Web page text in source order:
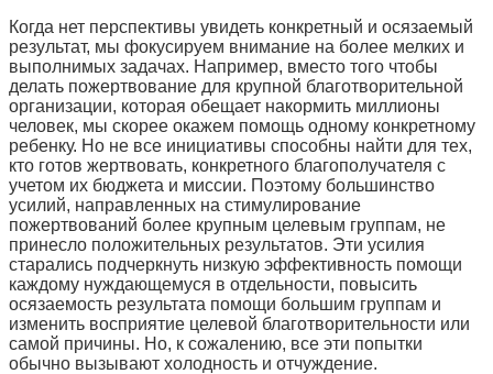
Когда нет перспективы увидеть конкретный и осязаемый
результат, мы фокусируем внимание на более мелких и
выполнимых задачах. Например, вместо того чтобы
делать пожертвование для крупной благотворительной
организации, которая обещает накормить миллионы
человек, мы скорее окажем помощь одному конкретному
ребенку. Но не все инициативы способны найти для тех,
кто готов жертвовать, конкретного благополучателя с
учетом их бюджета и миссии. Поэтому большинство
усилий, направленных на стимулирование
пожертвований более крупным целевым группам, не
принесло положительных результатов. Эти усилия
старались подчеркнуть низкую эффективность помощи
каждому нуждающемуся в отдельности, повысить
осязаемость результата помощи большим группам и
изменить восприятие целевой благотворительности или
самой причины. Но, к сожалению, все эти попытки
обычно вызывают холодность и отчуждение.